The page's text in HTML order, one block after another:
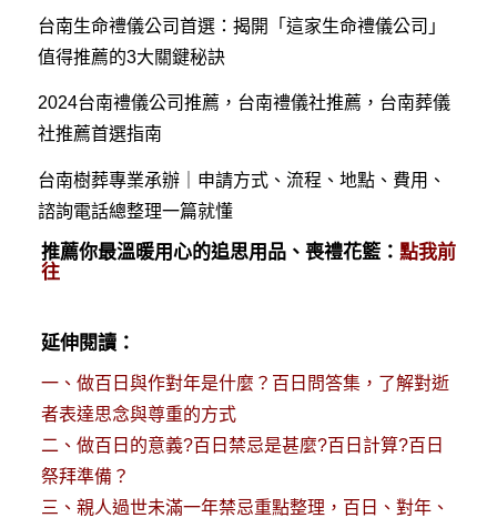
台南生命禮儀公司首選：揭開「這家生命禮儀公司」
值得推薦的3大關鍵秘訣
2024台南禮儀公司推薦，台南禮儀社推薦，台南葬儀
社推薦首選指南
台南樹葬專業承辦｜申請方式、流程、地點、費用、
諮詢電話總整理一篇就懂
推薦你最溫暖用心的追思用品、喪禮花籃： 點我前
往
延伸閱讀：
一、 做百日與作對年是什麼？百日問答集，了解對逝
者表達思念與尊重的方式
二、 做百日的意義?百日禁忌是甚麼?百日計算?百日
祭拜準備？
三、 親人過世未滿一年禁忌重點整理，百日、對年、